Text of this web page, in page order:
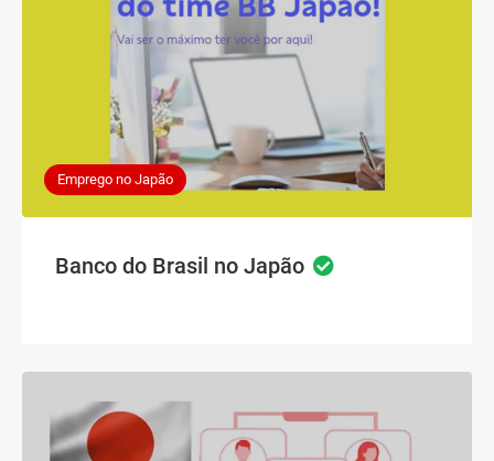
Emprego no Japão
Banco do Brasil no Japão